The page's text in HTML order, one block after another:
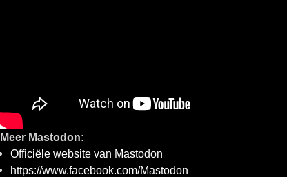
Meer Mastodon:
Officiële website van Mastodon
https://www.facebook.com/Mastodon